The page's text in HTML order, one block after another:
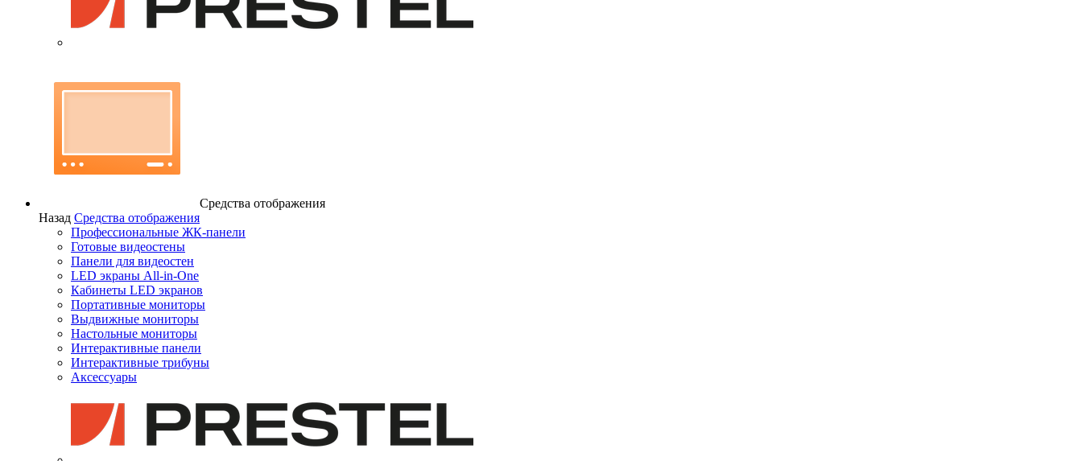
Средства отображения
Назад Средства отображения
Профессиональные ЖК-панели
Готовые видеостены
Панели для видеостен
LED экраны All-in-One
Кабинеты LED экранов
Портативные мониторы
Выдвижные мониторы
Настольные мониторы
Интерактивные панели
Интерактивные трибуны
Аксессуары